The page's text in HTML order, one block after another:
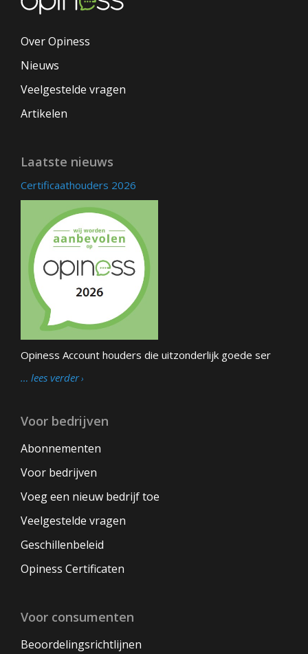
Over Opiness
Nieuws
Veelgestelde vragen
Artikelen
Laatste nieuws
Certificaathouders 2026
Opiness Account houders die uitzonderlijk goede ser
… lees verder
Voor bedrijven
Abonnementen
Voor bedrijven
Voeg een nieuw bedrijf toe
Veelgestelde vragen
Geschillenbeleid
Opiness Certificaten
Voor consumenten
Beoordelingsrichtlijnen